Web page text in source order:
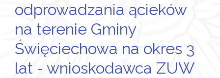
odprowadzania ącieków
na terenie Gminy
Święciechowa na okres 3
lat - wnioskodawca ZUW